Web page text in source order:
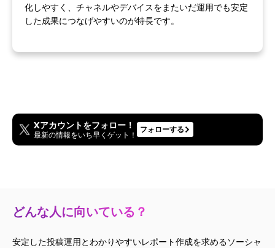
化しやすく、チャネルやデバイスをまたいだ運用でも安定
した成果につなげやすいのが特長です。
Xアカウントをフォロー！
最新の情報をいち早くゲット！
フォローする
どんな人に向いている？
安定した投稿運用とわかりやすいレポート作成を求めるソーシャ